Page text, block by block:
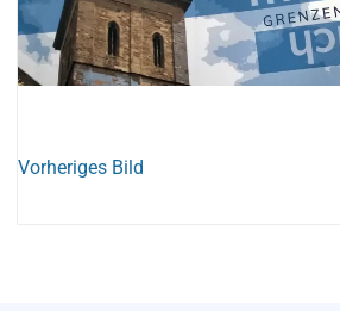
Vorheriges Bild